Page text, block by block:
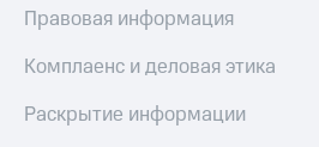
Правовая информация
Комплаенс и деловая этика
Раскрытие информации